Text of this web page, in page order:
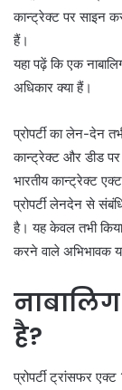
कान्ट्रेक्ट पर साइन
हैं।
यहा पढ़ें कि एक
अधिकार क्या हैं।
प्रोपर्टी का लेन-देन
कान्ट्रेक्ट और डीड
भारतीय कान्ट्रेक्ट
प्रोपर्टी लेनदेन से
है। यह केवल तभी
करने वाले अभिभावक
है?
प्रोपर्टी ट्रांसफर